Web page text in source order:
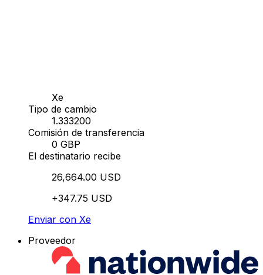
Xe
Tipo de cambio
1.333200
Comisión de transferencia
0 GBP
El destinatario recibe
26,664.00 USD
+347.75 USD
Enviar con Xe
Proveedor